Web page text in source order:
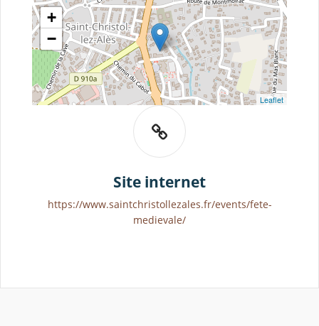
+
−
Leaflet
Site internet
https://www.saintchristollezales.fr/events/fete-
medievale/